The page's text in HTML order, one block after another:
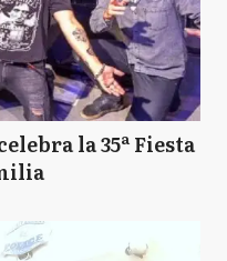
la 35ª Fiesta